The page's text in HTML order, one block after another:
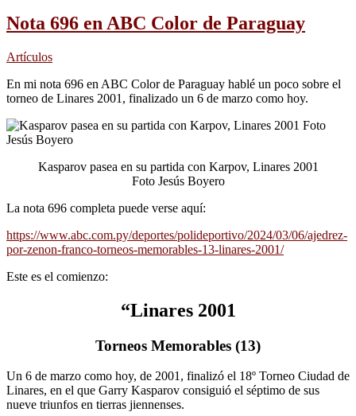
Nota 696 en ABC Color de Paraguay
Artículos
En mi nota 696 en ABC Color de Paraguay hablé un poco sobre el
torneo de Linares 2001, finalizado un 6 de marzo como hoy.
Kasparov pasea en su partida con Karpov, Linares 2001
Foto Jesús Boyero
La nota 696 completa puede verse aquí:
https://www.abc.com.py/deportes/polideportivo/2024/03/06/ajedrez-
por-zenon-franco-torneos-memorables-13-linares-2001/
Este es el comienzo:
“Linares 2001
Torneos Memorables (13)
Un 6 de marzo como hoy, de 2001, finalizó el 18º Torneo Ciudad de
Linares, en el que Garry Kasparov consiguió el séptimo de sus
nueve triunfos en tierras jiennenses.